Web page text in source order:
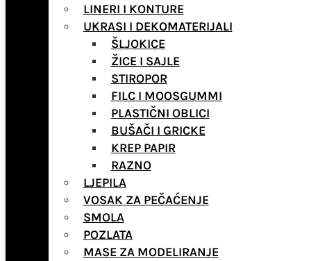
LINERI I KONTURE
UKRASI I DEKOMATERIJALI
ŠLJOKICE
ŽICE I SAJLE
STIROPOR
FILC I MOOSGUMMI
PLASTIČNI OBLICI
BUŠAČI I GRICKE
KREP PAPIR
RAZNO
LJEPILA
VOSAK ZA PEČAĆENJE
SMOLA
POZLATA
MASE ZA MODELIRANJE